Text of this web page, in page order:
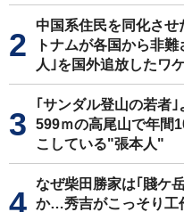
中国系住民を同化さ
トナムが各国から非
人｣を国外追放したワ
｢サンダル登山の若者
599ｍの高尾山で年間
こしている"張本人"
なぜ柴田勝家は｢賤ケ
か…秀吉がこっそり工